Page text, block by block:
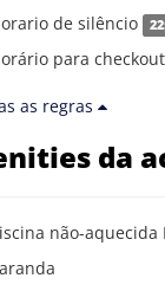
de silêncio
para checkout
as regras
da
não-aquecida